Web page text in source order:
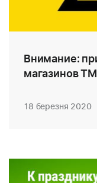
Внимание:
магазинов
18 березня 2020